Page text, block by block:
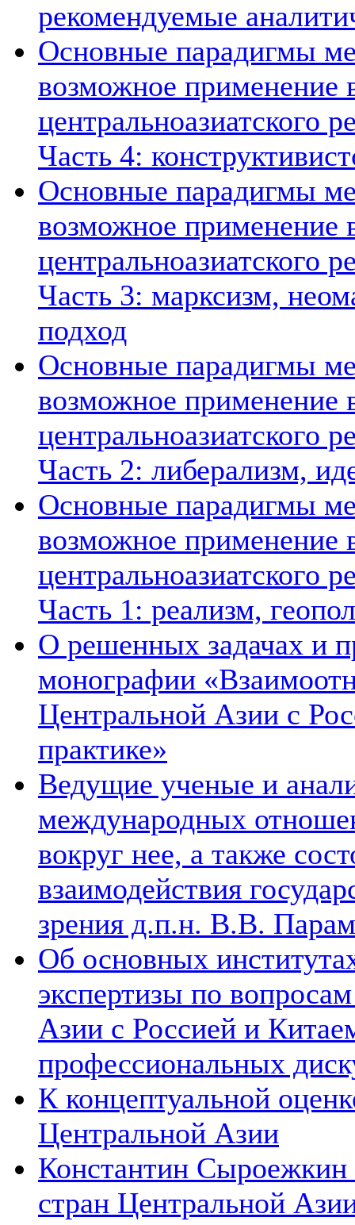
рекомендуемые
Основные парадигмы
возможное применение
центральноазиатского
Часть 4:
Основные парадигмы
возможное применение
центральноазиатского
Часть 3: марксизм,
подход
Основные парадигмы
возможное применение
центральноазиатского
Часть 2: либерализм,
Основные парадигмы
возможное применение
центральноазиатского
Часть 1: реализм,
О решенных задачах и
монографии
Центральной Азии с
практике»
Ведущие ученые и
международных
вокруг нее, а также
взаимодействия
зрения д.п.н. В.В.
Об основных
экспертизы по
Азии с Россией и
профессиональных
К концептуальной
Центральной Азии
Константин Сыроежкин
стран Центральной